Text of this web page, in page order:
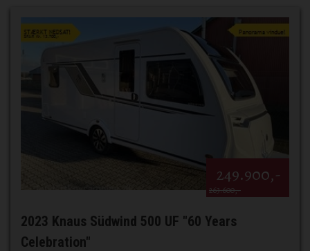
249.900,-
263.600,-
2023 Knaus Südwind 500 UF "60 Years
Celebration"